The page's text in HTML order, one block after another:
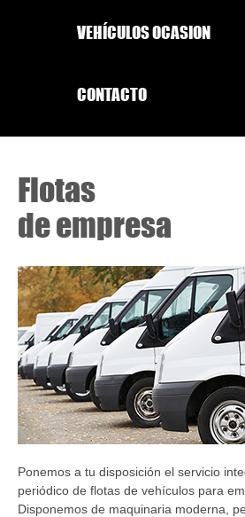
VEHÍCULOS OCASION
CONTACTO
Flotas
deempresa
Ponemos a tu disposición el servicio
periódico de flotas de vehículos para
Disponemos de maquinaria moderna,